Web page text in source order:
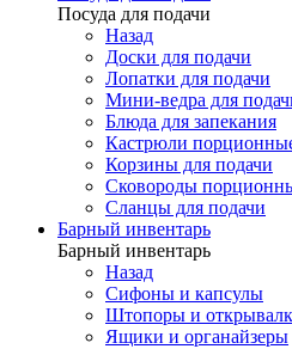
Посуда для подачи
Назад
Доски для подачи
Лопатки для подачи
Мини-ведра для
Блюда для запекания
Кастрюли
Корзины для подачи
Сковороды
Сланцы для подачи
Барный инвентарь
Барный инвентарь
Назад
Сифоны и капсулы
Штопоры и
Ящики и органайзеры